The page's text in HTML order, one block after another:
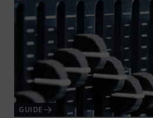
GUIDE